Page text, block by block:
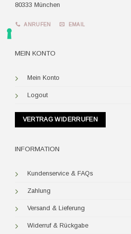
80333 München
ANRUFEN EMAIL
MEIN KONTO
Mein Konto
Logout
VERTRAG WIDERRUFEN
INFORMATION
Kundenservice & FAQs
Zahlung
Versand & Lieferung
Widerruf & Rückgabe